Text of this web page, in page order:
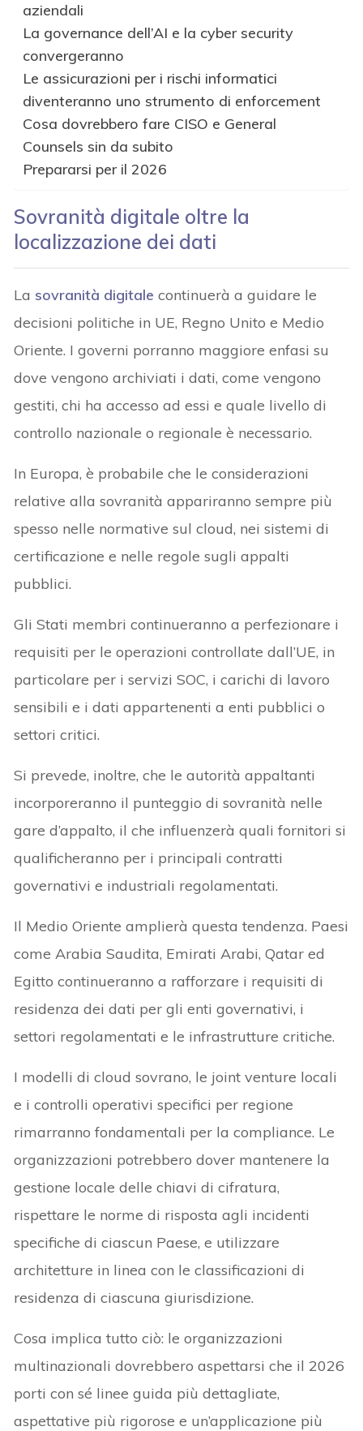
aziendali
La governance dell’AI e la cyber security
convergeranno
Le assicurazioni per i rischi informatici
diventeranno uno strumento di enforcement
Cosa dovrebbero fare CISO e General
Counsels sin da subito
Prepararsi per il 2026
Sovranità digitale oltre la
localizzazione dei dati
La sovranità digitale continuerà a guidare le
decisioni politiche in UE, Regno Unito e Medio
Oriente. I governi porranno maggiore enfasi su
dove vengono archiviati i dati, come vengono
gestiti, chi ha accesso ad essi e quale livello di
controllo nazionale o regionale è necessario.
In Europa, è probabile che le considerazioni
relative alla sovranità appariranno sempre più
spesso nelle normative sul cloud, nei sistemi di
certificazione e nelle regole sugli appalti
pubblici.
Gli Stati membri continueranno a perfezionare i
requisiti per le operazioni controllate dall’UE, in
particolare per i servizi SOC, i carichi di lavoro
sensibili e i dati appartenenti a enti pubblici o
settori critici.
Si prevede, inoltre, che le autorità appaltanti
incorporeranno il punteggio di sovranità nelle
gare d’appalto, il che influenzerà quali fornitori si
qualificheranno per i principali contratti
governativi e industriali regolamentati.
Il Medio Oriente amplierà questa tendenza. Paesi
come Arabia Saudita, Emirati Arabi, Qatar ed
Egitto continueranno a rafforzare i requisiti di
residenza dei dati per gli enti governativi, i
settori regolamentati e le infrastrutture critiche.
I modelli di cloud sovrano, le joint venture locali
e i controlli operativi specifici per regione
rimarranno fondamentali per la compliance. Le
organizzazioni potrebbero dover mantenere la
gestione locale delle chiavi di cifratura,
rispettare le norme di risposta agli incidenti
specifiche di ciascun Paese, e utilizzare
architetture in linea con le classificazioni di
residenza di ciascuna giurisdizione.
Cosa implica tutto ciò: le organizzazioni
multinazionali dovrebbero aspettarsi che il 2026
porti con sé linee guida più dettagliate,
aspettative più rigorose e un’applicazione più